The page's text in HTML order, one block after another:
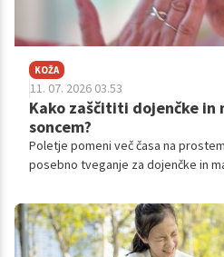
KOŽA
11. 07. 2026 03.53
Kako zaščititi dojenčke in
soncem?
Poletje pomeni več časa na
posebno tveganje za dojenčke in
opeče.